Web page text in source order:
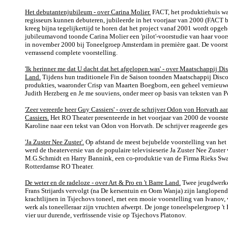
Het debutantenjubileum - over Carina Molier. FACT, het produktiehuis
regisseurs kunnen debuteren, jubileerde in het voorjaar van 2000 (FACT
kreeg bijna tegelijkertijd te horen dat het project vanaf 2001 wordt
jubileumavond toonde Carina Molier een 'pilot'-voorstudie van haar
in november 2000 bij Toneelgroep Amsterdam in première gaat. De
verrassend complete voorstelling.
'Ik herinner me dat U dacht dat het afgelopen was' - over Maatschappij
Land. Tijdens hun traditionele Fin de Saison toonden Maatschappij
produkties, waaronder Crisp van Maarten Boegborn, een geheel
Judith Herzberg en Je me souviens, onder meer op basis van teksten van
'Zeer vereerde heer Guy Cassiers' - over de schrijver Odon von Horvath
Cassiers. Het RO Theater presenteerde in het voorjaar van 2000 de
Karoline naar een tekst van Odon von Horvath. De schrijver reageerde
'Ja Zuster Nee Zuster'. Op afstand de meest bejubelde voorstelling van
werd de theaterversie van de populaire televisieserie Ja Zuster Nee Zuster
M.G.Schmidt en Harry Bannink, een co-produktie van de Firma Rieks
Rotterdamse RO Theater.
De weter en de radeloze - over Art & Pro en 't Barre Land. Twee
Frans Strijards vervolgt (na De kersentuin en Oom Wanja) zijn
krachtlijnen in Tsjechovs toneel, met een mooie voorstelling van Ivanov,
werk als toneelleraar zijn vruchten afwerpt. De jonge toneelspelergroep 't
vier uur durende, verfrissende visie op Tsjechovs Platonov.